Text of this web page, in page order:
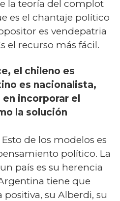
la teoría del complot
es el chantaje político
es vendepatria
el recurso más fácil.
el chileno es
es nacionalista,
incorporar el
la solución
de los modelos es
político. La
país es su herencia
tiene que
su Alberdi, su